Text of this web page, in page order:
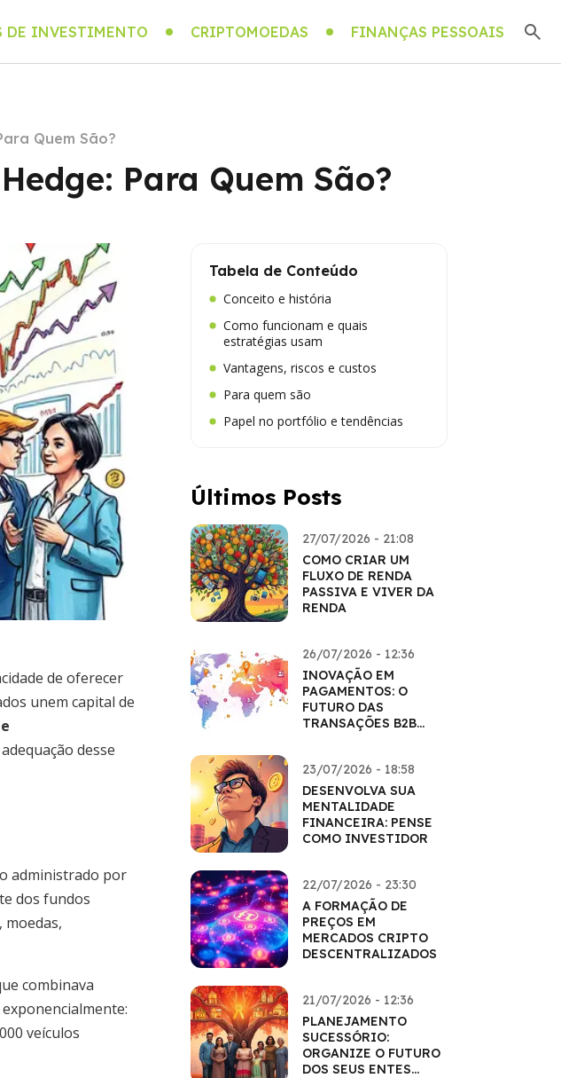
DE INVESTIMENTO CRIPTOMOEDAS FINANÇAS PESSOAIS
Quem São?
Para Quem São?
de oferecer
unem capital de
desse
administrado por
dos fundos
moedas,
combinava
veículos
Tabela de Conteúdo
Conceito e história
Como funcionam e quais
estratégias usam
Vantagens, riscos e custos
Para quem são
Papel no portfólio e tendências
Últimos Posts
27/07/2026 - 21:08
COMO CRIAR UM
FLUXO DE RENDA
PASSIVA E VIVER DA
RENDA
26/07/2026 - 12:36
INOVAÇÃO EM
PAGAMENTOS: O
FUTURO DAS
TRANSAÇÕES B2B
23/07/2026 - 18:58
DESENVOLVA SUA
MENTALIDADE
FINANCEIRA: PENSE
COMO INVESTIDOR
22/07/2026 - 23:30
A FORMAÇÃO DE
PREÇOS EM
MERCADOS CRIPTO
DESCENTRALIZADOS
21/07/2026 - 12:36
PLANEJAMENTO
SUCESSÓRIO:
ORGANIZE O FUTURO
DOS SEUS ENTES